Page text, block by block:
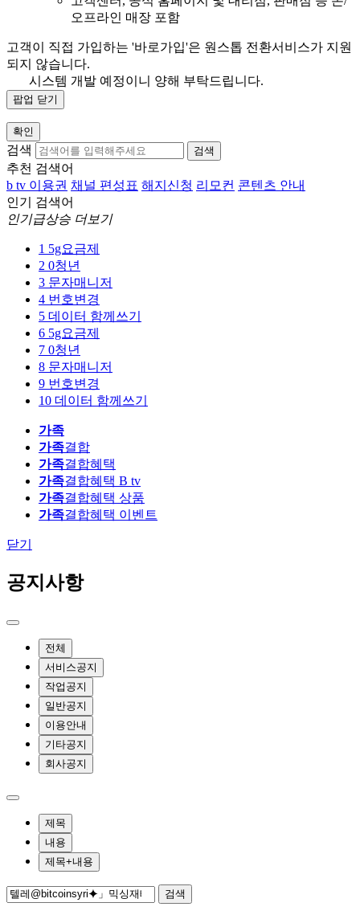
오프라인 매장 포함
고객이 직접 가입하는 '바로가입'은 원스톱 전환서비스가 지원
되지 않습니다.
시스템 개발 예정이니 양해 부탁드립니다.
팝업 닫기
확인
검색 검색
추천 검색어
b tv 이용권 채널 편성표 해지신청 리모컨 콘텐츠 안내
인기 검색어
인기급상승 더보기
1 5g요금제
2 0청년
3 문자매니저
4 번호변경
5 데이터 함께쓰기
6 5g요금제
7 0청년
8 문자매니저
9 번호변경
10 데이터 함께쓰기
가족
가족결합
가족결합혜택
가족결합혜택 B tv
가족결합혜택 상품
가족결합혜택 이벤트
닫기
공지사항
전체
서비스공지
작업공지
일반공지
이용안내
기타공지
회사공지
제목
내용
제목+내용
검색